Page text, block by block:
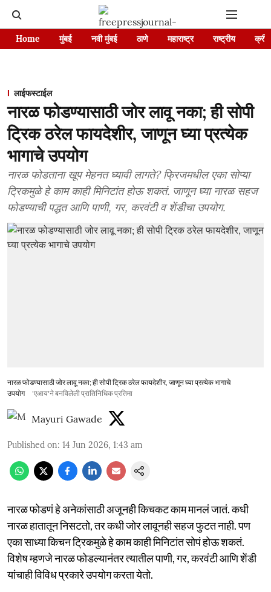
Home मुंबई नवी मुंबई ठाणे महाराष्ट्र राष्ट्रीय
लाईफस्टाईल
नारळ फोडण्यासाठी जोर लावू नका; ही सोपी
ट्रिक ठरेल फायदेशीर, जाणून घ्या प्रत्येक
भागाचे उपयोग
नारळ फोडताना खूप मेहनत घ्यावी लागते? फ्रिजमधील एका सोप्या
ट्रिकमुळे हे काम काही मिनिटांत होऊ शकतं. जाणून घ्या नारळ सहज
फोडण्याची पद्धत आणि पाणी, गर, करवंटी व शेंडीचा उपयोग.
नारळ फोडण्यासाठी जोर लावू नका; ही सोपी ट्रिक ठरेल फायदेशीर, जाणून घ्या प्रत्येक भागाचे
उपयोग
'एआय'ने बनविलेली प्रातिनिधिक प्रतिमा
Mayuri Gawade
Published on: 14 Jun 2026, 1:43 am
नारळ फोडणं हे अनेकांसाठी अजूनही किचकट काम मानलं जातं. कधी
नारळ हातातून निसटतो, तर कधी जोर लावूनही सहज फुटत नाही. पण
एका साध्या किचन ट्रिकमुळे हे काम काही मिनिटांत सोपं होऊ शकतं.
विशेष म्हणजे नारळ फोडल्यानंतर त्यातील पाणी, गर, करवंटी आणि शेंडी
यांचाही विविध प्रकारे उपयोग करता येतो.